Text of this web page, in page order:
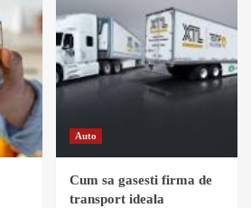
Auto
Cum sa gasesti firma de
transport ideala